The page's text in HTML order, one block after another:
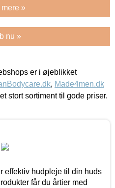
»
nu »
er i øjeblikket
, Made4men.dk
stort sortiment til gode priser.
effektiv hudpleje til din huds
får du årtier med